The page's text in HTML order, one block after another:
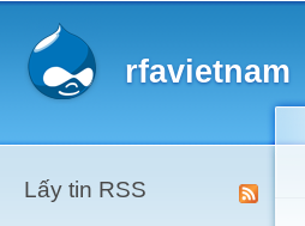
rfavietnam
Lấy tin RSS